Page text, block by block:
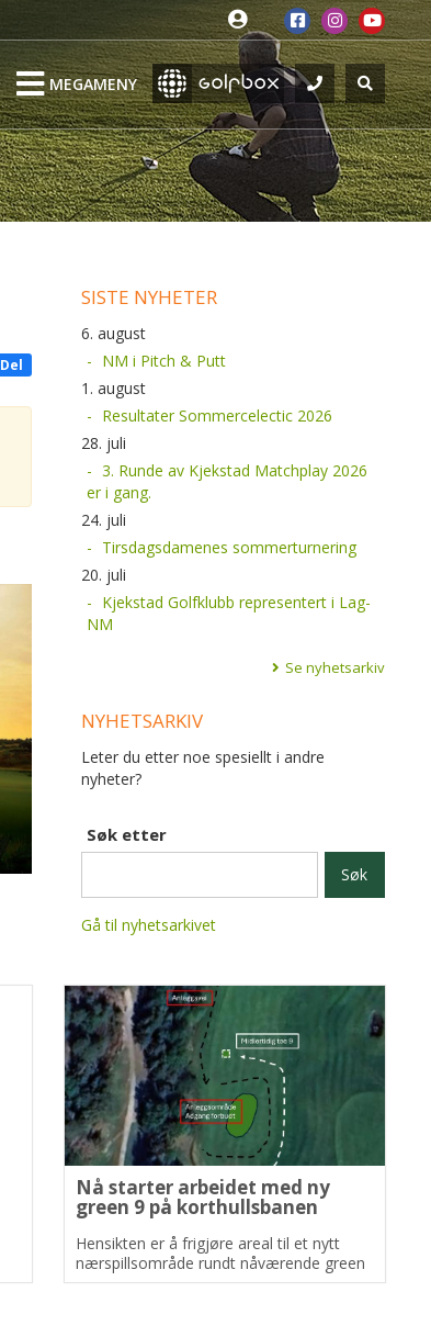
MEGAMENY
Del
SISTE NYHETER
6. august
NM i Pitch & Putt
1. august
Resultater Sommercelectic 2026
28. juli
3. Runde av Kjekstad Matchplay 2026
er i gang.
24. juli
Tirsdagsdamenes sommerturnering
20. juli
Kjekstad Golfklubb representert i Lag-
NM
Se nyhetsarkiv
NYHETSARKIV
Leter du etter noe spesiellt i andre
nyheter?
Søk etter
Gå til nyhetsarkivet
Nå starter arbeidet med ny
green 9 på korthullsbanen
Hensikten er å frigjøre areal til et nytt
nærspillsområde rundt nåværende green
9.